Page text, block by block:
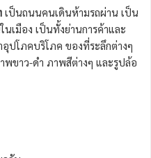
เป็นถนนคนเดินห้ามรถผ่าน เป็น
มือง เป็นทั้งย่านการค้าและ
ปโภคบริโภค ของที่ระลึกต่างๆ
ขาว-ดำ ภาพสีต่างๆ และรูปล้อ